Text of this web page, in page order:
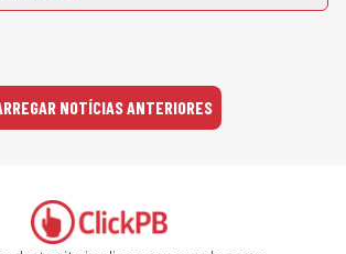
NOTÍCIAS ANTERIORES